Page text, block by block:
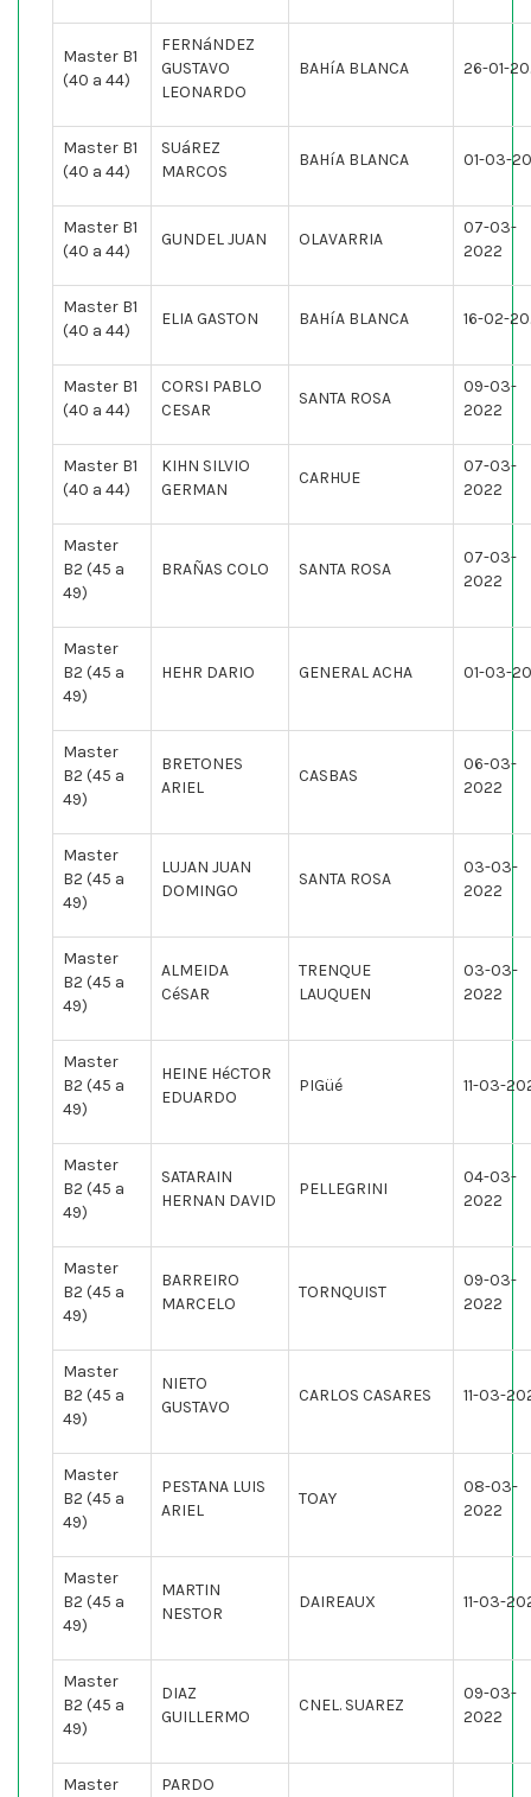
Master B1
(40 a 44)
FERNáNDEZ
GUSTAVO
LEONARDO
BAHíA BLANCA 26-01-
Master B1
(40 a 44)
SUáREZ
MARCOS
BAHíA BLANCA 01-03-
Master B1
(40 a 44)
GUNDEL JUAN OLAVARRIA
07-03-
2022
Master B1
(40 a 44)
ELIA GASTON BAHíA BLANCA 16-02-
Master B1
(40 a 44)
CORSI PABLO
CESAR
SANTA ROSA
09-03-
2022
Master B1
(40 a 44)
KIHN SILVIO
GERMAN
CARHUE
07-03-
2022
Master
B2 (45 a
49)
BRAÑAS COLO SANTA ROSA
07-03-
2022
Master
B2 (45 a
49)
HEHR DARIO GENERAL ACHA 01-03-
Master
B2 (45 a
49)
BRETONES
ARIEL
CASBAS
06-03-
2022
Master
B2 (45 a
49)
LUJAN JUAN
DOMINGO
SANTA ROSA
03-03-
2022
Master
B2 (45 a
49)
ALMEIDA
CéSAR
TRENQUE
LAUQUEN
03-03-
2022
Master
B2 (45 a
49)
HEINE HéCTOR
EDUARDO
PIGüé 11-03-
Master
B2 (45 a
49)
SATARAIN
HERNAN DAVID
PELLEGRINI
04-03-
2022
Master
B2 (45 a
49)
BARREIRO
MARCELO
TORNQUIST
09-03-
2022
Master
B2 (45 a
49)
NIETO
GUSTAVO
CARLOS CASARES 11-03-
Master
B2 (45 a
49)
PESTANA LUIS
ARIEL
TOAY
08-03-
2022
Master
B2 (45 a
49)
MARTIN
NESTOR
DAIREAUX 11-03-
Master
B2 (45 a
49)
DIAZ
GUILLERMO
CNEL. SUAREZ
09-03-
2022
Master
PARDO